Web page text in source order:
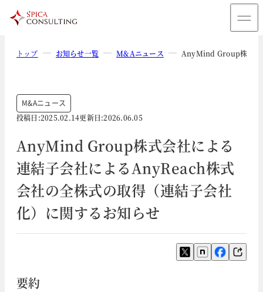
トップ お知らせ一覧 M&Aニュース AnyMind Group株式会
M&Aニュース
投稿日:2025.02.14更新日:2026.06.05
AnyMind Group株式会社による
連結子会社によるAnyReach株式
会社の全株式の取得（連結子会社
化）に関するお知らせ
要約